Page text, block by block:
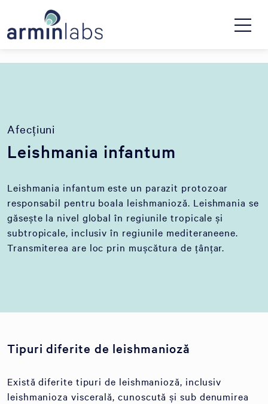
Afecțiuni
Leishmania infantum
Leishmania infantum este un parazit protozoar
responsabil pentru boala leishmanioză. Leishmania se
găsește la nivel global în regiunile tropicale și
subtropicale, inclusiv în regiunile mediteraneene.
Transmiterea are loc prin mușcătura de țânțar.
Tipuri diferite de leishmanioză
Există diferite tipuri de leishmanioză, inclusiv
leishmanioza viscerală, cunoscută și sub denumirea